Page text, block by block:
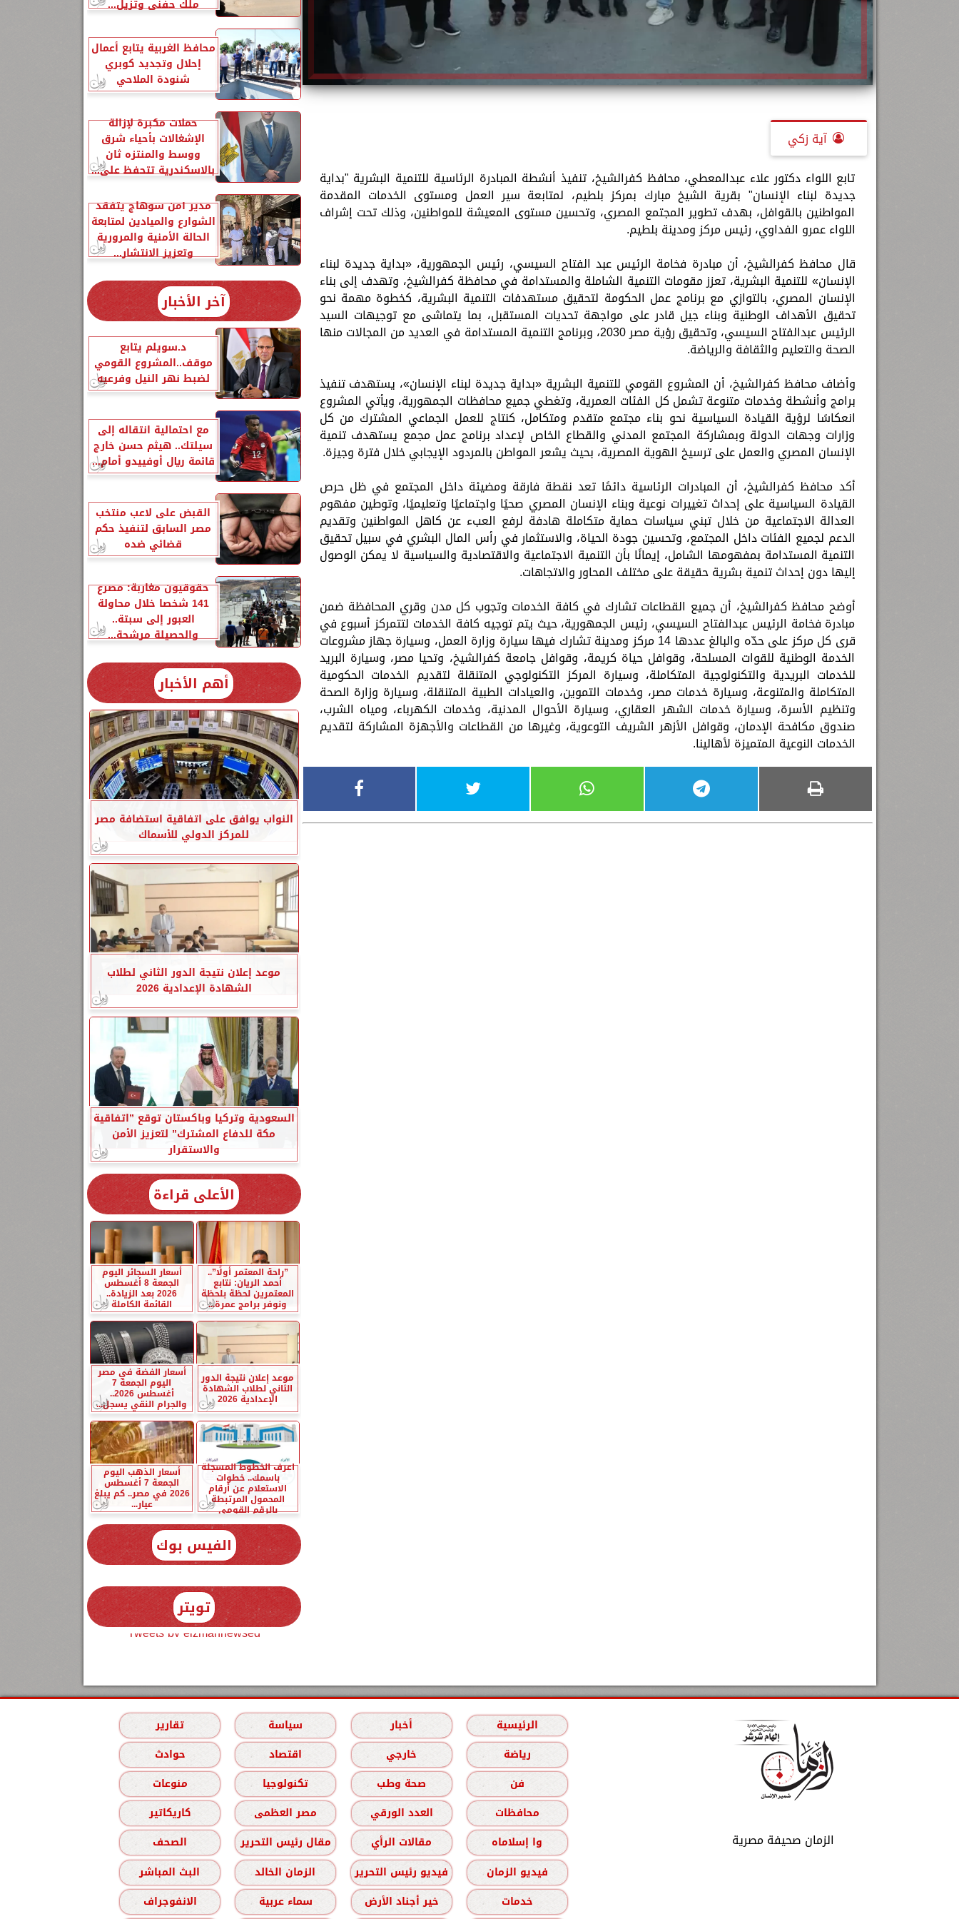
آية زكي
تابع ‏اللواء دكتور علاء عبدالمعطي، محافظ كفرالشيخ، تنفيذ أنشطة المبادرة الرئاسية للتنمية البشرية "بداية
جديدة لبناء الإنسان" بقرية الشيخ مبارك بمركز بلطيم، لمتابعة سير العمل ومستوى الخدمات المقدمة
المواطنين بالقوافل، بهدف تطوير المجتمع المصري، وتحسين مستوى المعيشة للمواطنين، وذلك تحت إشراف
اللواء عمرو الفداوي، رئيس مركز ومدينة بلطيم.
قال محافظ كفرالشيخ، أن مبادرة فخامة الرئيس عبد الفتاح السيسي، رئيس الجمهورية، «بداية جديدة لبناء
الإنسان» للتنمية البشرية، تعزز مقومات التنمية الشاملة والمستدامة في محافظة كفرالشيخ، وتهدف إلى بناء
الإنسان المصري، بالتوازي مع برنامج عمل الحكومة لتحقيق مستهدفات التنمية البشرية، كخطوة مهمة نحو
تحقيق الأهداف الوطنية وبناء جيل قادر على مواجهة تحديات المستقبل، بما يتماشى مع توجيهات السيد
الرئيس عبدالفتاح السيسي، وتحقيق رؤية مصر 2030، وبرنامج التنمية المستدامة في العديد من المجالات منها
الصحة والتعليم والثقافة والرياضة.
وأضاف محافظ كفرالشيخ، أن المشروع القومي للتنمية البشرية «بداية جديدة لبناء الإنسان»، يستهدف تنفيذ
برامج وأنشطة وخدمات متنوعة تشمل كل الفئات العمرية، وتغطي جميع محافظات الجمهورية، ويأتي المشروع
انعكاسًا لرؤية القيادة السياسية نحو بناء مجتمع متقدم ومتكامل، كنتاج للعمل الجماعي المشترك من كل
وزارات وجهات الدولة وبمشاركة المجتمع المدني والقطاع الخاص لإعداد برنامج عمل مجمع يستهدف تنمية
الإنسان المصري والعمل على ترسيخ الهوية المصرية، بحيث يشعر المواطن بالمردود الإيجابي خلال فترة وجيزة.
أكد محافظ كفرالشيخ، أن المبادرات الرئاسية دائمًا تعد نقطة فارقة ومضيئة داخل المجتمع في ظل حرص
القيادة السياسية على إحداث تغييرات نوعية وبناء الإنسان المصري صحيًا واجتماعيًا وتعليميًا، وتوطين مفهوم
العدالة الاجتماعية من خلال تبني سياسات حماية متكاملة هادفة لرفع العبء عن كاهل المواطنين وتقديم
الدعم لجميع الفئات داخل المجتمع، وتحسين جودة الحياة، والاستثمار في رأس المال البشري في سبيل تحقيق
التنمية المستدامة بمفهومها الشامل، إيمانًا بأن التنمية الاجتماعية والاقتصادية والسياسية لا يمكن الوصول
إليها دون إحداث تنمية بشرية حقيقة على مختلف المحاور والاتجاهات.
أوضح محافظ كفرالشيخ، أن جميع القطاعات تشارك في كافة الخدمات وتجوب كل مدن وقري المحافظة ضمن
مبادرة فخامة الرئيس عبدالفتاح السيسي، رئيس الجمهورية، حيث يتم توجيه كافة الخدمات لتتمركز أسبوع في
قرى كل مركز على حدّه والبالغ عددها 14 مركز ومدينة تشارك فيها سيارة وزارة العمل، وسيارة جهاز مشروعات
الخدمة الوطنية للقوات المسلحة، وقوافل حياة كريمة، وقوافل جامعة كفرالشيخ، وتحيا مصر، وسيارة البريد
للخدمات البريدية والتكنولوجية المتكاملة، وسيارة المركز التكنولوجي المتنقلة لتقديم الخدمات الحكومية
المتكاملة والمتنوعة، وسيارة خدمات مصر، وخدمات التموين، والعيادات الطبية المتنقلة، وسيارة وزارة الصحة
وتنظيم الأسرة، وسيارة خدمات الشهر العقاري، وسيارة الأحوال المدنية، وخدمات الكهرباء، ومياه الشرب،
صندوق مكافحة الإدمان، وقوافل الأزهر الشريف التوعوية، وغيرها من القطاعات والأجهزة المشاركة لتقديم
الخدمات النوعية المتميزة لأهالينا.
ملك حفني وتزيل...
محافظ الغربية يتابع أعمال
إحلال وتجديد كوبري
شنودة الملاحي
حملات مكبرة لإزالة
الإشغالات بأحياء شرق
ووسط والمنتزه ثان
بالاسكندرية تتحفظ على...
مدير أمن سوهاج يتفقد
الشوارع والميادين لمتابعة
الحالة الأمنية والمرورية
وتعزيز الانتشار...
آخر الأخبار
د.سويلم يتابع
موقف..المشروع القومي
لضبط نهر النيل وفرعيه
مع احتمالية انتقاله إلى
سيلتك.. هيثم حسن خارج
قائمة ريال أوفييدو أمام...
القبض على لاعب منتخب
مصر السابق لتنفيذ حكم
قضائي ضده
حقوقيون مغاربة: مصرع
141 شخصا خلال محاولة
العبور إلى سبتة..
والحصيلة مرشحة...
أهم الأخبار
النواب يوافق على اتفاقية استضافة مصر
للمركز الدولي للأسماك
موعد إعلان نتيجة الدور الثاني لطلاب
الشهادة الإعدادية 2026
السعودية وتركيا وباكستان توقع ”اتفاقية
مكة للدفاع المشترك” لتعزيز الأمن
والاستقرار
الأعلى قراءة
”راحة المعتمر أولًا”..
أحمد الريان: نتابع
المعتمرين لحظة بلحظة
ونوفر برامج عمرة...
أسعار السجائر اليوم
الجمعة 8 أغسطس
2026 بعد الزيادة..
القائمة الكاملة
موعد إعلان نتيجة الدور
الثاني لطلاب الشهادة
الإعدادية 2026
أسعار الفضة في مصر
اليوم الجمعة 7
أغسطس 2026..
والجرام النقي يسجل...
اعرف الخطوط المسجلة
باسمك.. خطوات
الاستعلام عن أرقام
المحمول المرتبطة
بالرقم القومي
أسعار الذهب اليوم
الجمعة 7 أغسطس
2026 في مصر.. كم يبلغ
عيار...
الفيس بوك
تويتر
Tweets by elzmannewseg
الزمان صحيفة مصرية
الرئيسية أخبار سياسة
تقارير
رياضة
خارجي اقتصاد
حوادث
فن
صحة وطب تكنولوجيا
منوعات
محافظات
العدد الورقي مصر العظمى
كاريكاتير
وا إسلاماه
مقالات الرأي مقال رئيس التحرير
الصحف
فيديو الزمان
فيديو رئيس التحرير الزمان الخالد
البث المباشر
خدمات
خير أجناد الأرض سماء عربية الانفوجراف